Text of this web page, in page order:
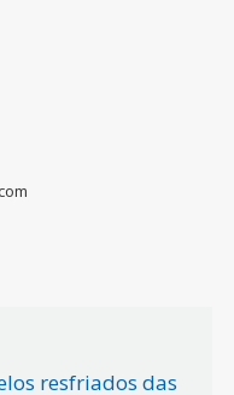
resfriados das